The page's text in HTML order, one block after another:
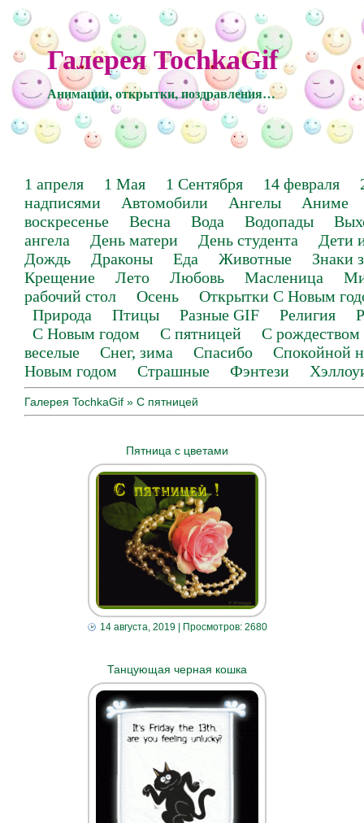
Галерея TochkaGif
Анимации, открытки, поздравления…
1 апреля 1 Мая 1 Сентября 14 февраля
надписями
Автомобили Ангелы
Аниме
воскресенье
Весна Вода Водопады
ангела
День матери День студента
Дети
Дождь
Драконы Еда Животные
Знаки
Крещение
Лето Любовь Масленица
рабочий стол
Осень
Открытки С Новым
Природа
Птицы Разные GIF Религия
С Новым годом
С пятницей
С рождеством
веселые
Снег, зима Спасибо
Спокойной
Новым годом
Страшные Фэнтези
Галерея TochkaGif » С пятницей
Пятница с цветами
14 августа, 2019| Просмотров: 2680
Танцующая черная кошка